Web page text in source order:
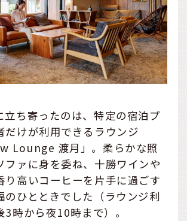
立ち寄ったのは、特定の宿泊プ
だけが利用できるラウンジ
Lounge 渡月」。柔らかな照
ファに身を委ね、十勝ワインや
り高いコーヒーを片手に過ごす
のひとときでした（ラウンジ利
3時から夜10時まで）。